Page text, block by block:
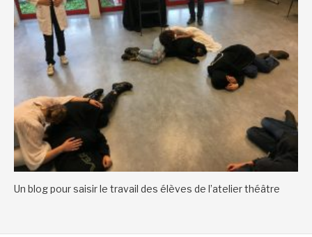
Un blog pour saisir le travail des élèves de l’atelier théâtre